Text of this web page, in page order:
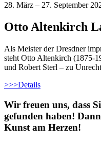
28. März – 27. September
Otto Altenkirch
Als Meister der Dresdner
steht Otto Altenkirch (1875-
und Robert Sterl – zu
>>>Details
Wir freuen uns, dass
gefunden haben!
Kunst am Herzen!